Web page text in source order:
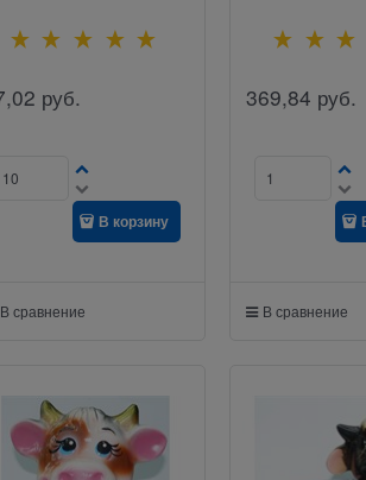
руб.
В корзину
В сравнение
369,84 руб.
В сравнение